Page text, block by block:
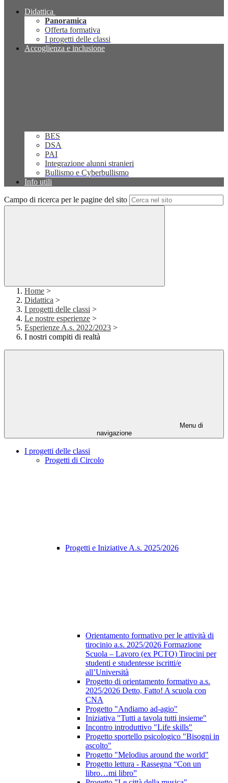
Didattica
Panoramica
Offerta formativa
I progetti delle classi
Accoglienza e inclusione
BES
DSA
PAI
Integrazione alunni stranieri
Bullismo e Cyberbullismo
Info utili
Campo di ricerca per le pagine del sito
Home >
Didattica >
I progetti delle classi >
Le nostre esperienze >
Esperienze A.s. 2022/2023 >
I nostri compiti di realtà
Menu di
navigazione
I progetti delle classi
Progetti di Circolo
Progetti e Iniziative A.s. 2025/2026
Orientamento formativo per le attività di
tirocinio a.s. 2025/2026 Formazione
Scuola – Lavoro (ex PCTO) Tirocini per
studenti e studentesse iscritti/e
all’Università
Progetto di orientamento formativo a.s.
2025/2026 Detto, Fatto! A scuola con
CNA
Progetto "Andiamo ad-agio"
Iniziativa "Tutti a tavola tutti insieme"
Incontro introduttivo "Life skills"
Progetto sportello psicologico "Bisogni in
ascolto"
Progetto "Melodius around the world"
Progetto lettura - Rassegna “Con un
libro…mi libro”